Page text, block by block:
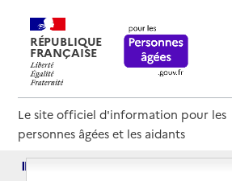
RÉPUBLIQUE
FRANÇAISE
Le site officiel d'information pour les
personnes âgées et les aidants